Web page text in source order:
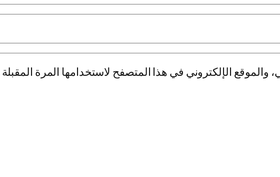
والموقع الإلكتروني في هذا المتصفح لاستخدامها المرة